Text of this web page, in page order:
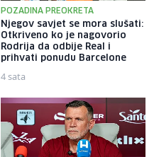
POZADINA PREOKRETA
Njegov savjet se mora slušati:
Otkriveno ko je nagovorio
Rodrija da odbije Real i
prihvati ponudu Barcelone
4 sata